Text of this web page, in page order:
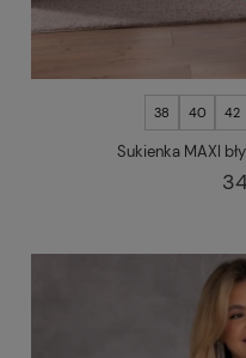
38 40 42
Sukienka MAXI